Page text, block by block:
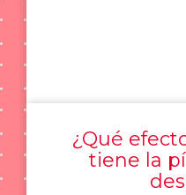
¿Qué
tiene la